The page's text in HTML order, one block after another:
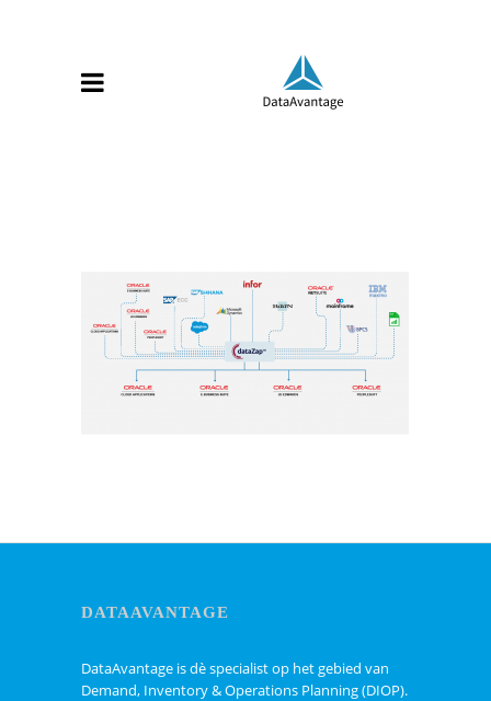
DATAAVANTAGE
DataAvantage is dè specialist op het gebied van
Demand, Inventory & Operations Planning (DIOP).